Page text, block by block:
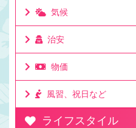
間程度かかります。 とて ...
気候
治安
物価
風習、祝日など
ライフスタイル